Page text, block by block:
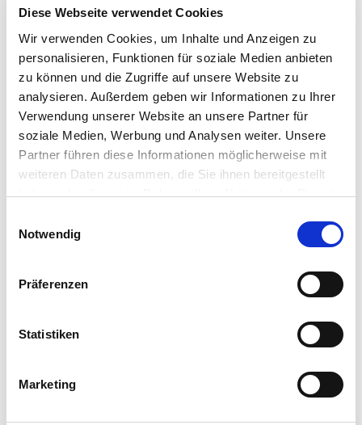
Diese Webseite verwendet Cookies
Wir verwenden Cookies, um Inhalte und Anzeigen zu
personalisieren, Funktionen für soziale Medien anbieten
zu können und die Zugriffe auf unsere Website zu
analysieren. Außerdem geben wir Informationen zu Ihrer
Verwendung unserer Website an unsere Partner für
soziale Medien, Werbung und Analysen weiter. Unsere
Partner führen diese Informationen möglicherweise mit
weiteren Daten zusammen, die Sie ihnen bereitgestellt
haben oder die sie im Rahmen Ihrer Nutzung der Dienste
Notwendig
Präferenzen
Statistiken
Marketing
Händler
Dieses Produkt erhalten Sie bei folgenden Händlern: